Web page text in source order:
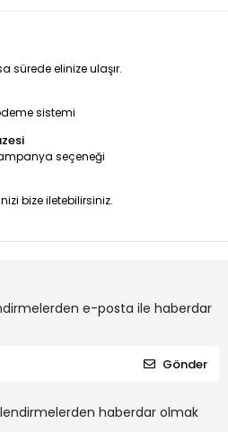
sürede elinize ulaşır.
sistemi
seçeneği
bize iletebilirsiniz.
e-posta ile haberdar
Gönder
haberdar olmak